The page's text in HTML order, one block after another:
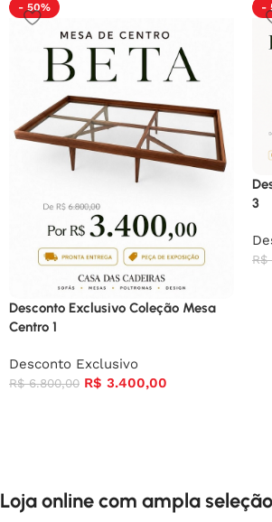
- 50%
Desconto Exclusivo Coleção Mesa
Centro 1
Desconto Exclusivo
R$6.800,00 R$ 3.400,00
-
3
R$
Loja online com ampla